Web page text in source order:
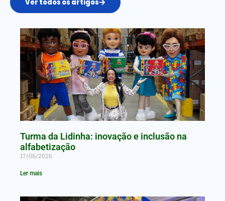
Ver todos os artigos
Turma da Lidinha: inovação e inclusão na
alfabetização
17/06/2026
Ler mais